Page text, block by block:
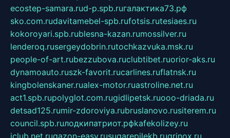
ecostep-samara.rud-p.spb.ruгалактика73.рф
sko.com.rudavitamebel-spb.rufotsis.rutesiaes.ru
kokoroyari.spb.rublesna-kazan.rumossilver.ru
lenderoq.rusergeydobrin.rutochkazvuka.msk.ru
people-of-art.rubezzubova.ruclubtibet.ruorior-aks.ru
dynamoauto.ruszk-favorit.rucarlines.ruflatnsk.ru
kingbolenskaner.rualex-motor.ruastroline.net.ru
act1.spb.rupolyglot.com.rugidlipetsk.ruooo-driada.ru
detsad125.rumir-zdoroviya.rubruslanovo.rusiterem.ru
council.spb.ruлодкипатриот.рфkafekolizey.ru